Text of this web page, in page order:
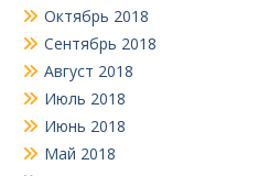
Октябрь 2018
Сентябрь 2018
Август 2018
Июль 2018
Июнь 2018
Май 2018